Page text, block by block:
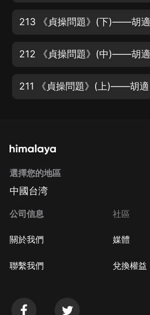
213 《貞操問題》(下)——胡適
212 《貞操問題》(中)——胡適
211 《貞操問題》(上)——胡適
選擇您的地區
中國台湾
公司信息
關於我們
聯繫我們
社區
媒體
兌換權益